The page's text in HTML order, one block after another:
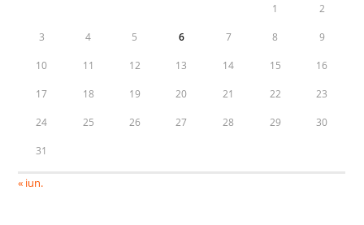
1 2
3 4 5 6 7 8 9
10 11 12 13 14 15 16
17 18 19 20 21 22 23
24 25 26 27 28 29 30
31
« iun.